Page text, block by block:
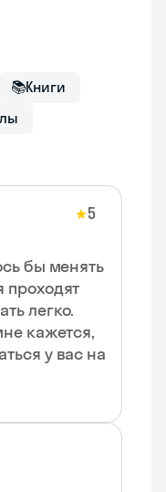
📚Книги
★5
бы менять
проходят
легко.
кажется,
у вас на